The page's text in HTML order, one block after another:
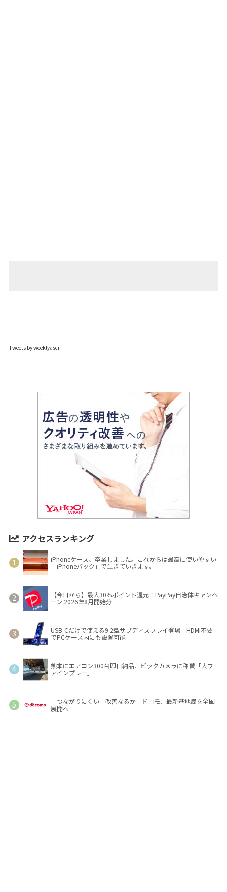
Tweets by weeklyascii
アクセスランキング
iPhoneケース、卒業しました。これからは最高に使いやすい
「iPhoneバック」で生きていきます。
【今日から】最大30％ポイント還元！PayPay自治体キャンペ
ーン 2026年8月開始分
USB-Cだけで使える9.2型サブディスプレイ登場 HDMI不要
でPCケース内にも設置可能
熊本にエアコン300台即日納品、ビックカメラに称賛「大フ
ァインプレー」
「つながりにくい」改善なるか ドコモ、最新基地局を全国
展開へ